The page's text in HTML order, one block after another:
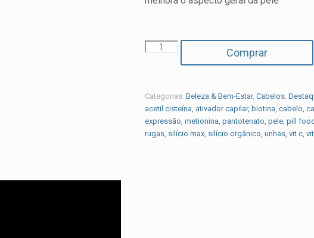
Composto
unhas
quantidade
Comprar
Categorias: Beleza & Bem-Estar, Cabelos,
acetil cisteína, ativador capilar, biotina, cabelo,
expressão, metionina, pantotenato, pele, pill food
rugas, silício max, silício orgânico, unhas, vit c,